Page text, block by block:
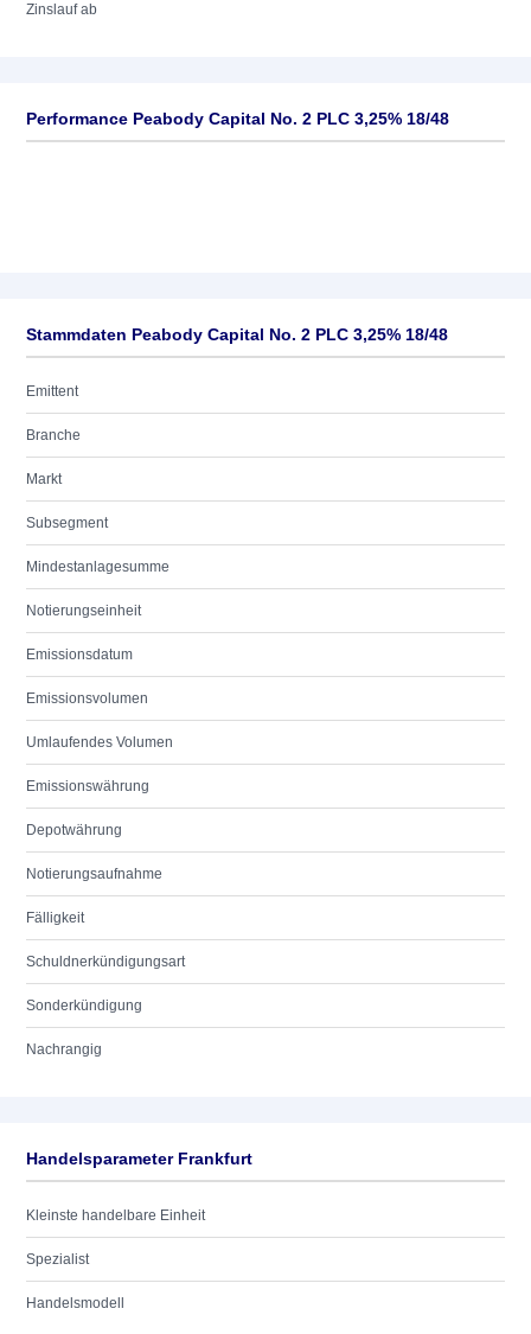
Zinslauf ab
Performance Peabody Capital No. 2 PLC 3,25% 18/48
Stammdaten Peabody Capital No. 2 PLC 3,25% 18/48
Emittent
Branche
Markt
Subsegment
Mindestanlagesumme
Notierungseinheit
Emissionsdatum
Emissionsvolumen
Umlaufendes Volumen
Emissionswährung
Depotwährung
Notierungsaufnahme
Fälligkeit
Schuldnerkündigungsart
Sonderkündigung
Nachrangig
Handelsparameter Frankfurt
Kleinste handelbare Einheit
Spezialist
Handelsmodell